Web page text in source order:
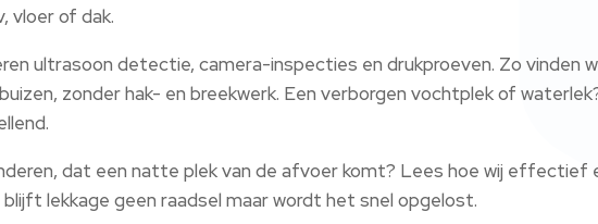
vloer of dak.​
ultrasoon detectie, camera-inspecties en drukproeven.​ Zo vinden
zonder hak- en breekwerk.​ Een verborgen vochtplek of
dat een natte plek van de afvoer komt? Lees hoe wij effectief
lekkage geen raadsel maar wordt het snel opgelost.​